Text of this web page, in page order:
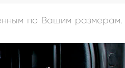
по Вашим